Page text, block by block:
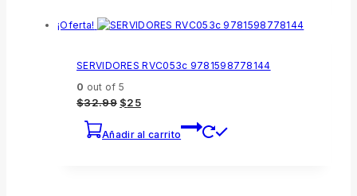
¡Oferta!
SERVIDORES RVC053c 9781598778144
0 out of 5
$32.99 $25
Añadir al carrito